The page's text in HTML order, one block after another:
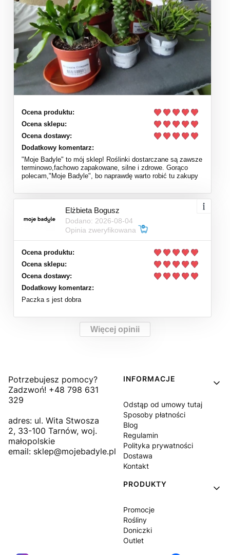
Ocena produktu:
Ocena sklepu:
Ocena dostawy:
Dodatkowy komentarz:
"Moje Badyle" to mój sklep! Roślinki dostarczane są zawsze
terminowo,fachowo zapakowane, silne i zdrowe. Gorąco
polecam,"Moje Badyle", bo naprawdę warto robić tu zakupy
Elżbieta Bogusz
Dodano: 2026-08-04
Opinia zweryfikowana
Ocena produktu:
Ocena sklepu:
Ocena dostawy:
Dodatkowy komentarz:
Paczka s jest dobra
Więcej opinii
Potrzebujesz pomocy?
Zadzwoń! +48 798 631
329
adres: ul. Wita Stwosza
2, 33-100 Tarnów, woj.
małopolskie
email: sklep@mojebadyle.pl
Linki w stopce
INFORMACJE
Odstąp od umowy tutaj
Sposoby płatności
Blog
Regulamin
Polityka prywatności
Dostawa
Kontakt
PRODUKTY
Promocje
Rośliny
Doniczki
Outlet